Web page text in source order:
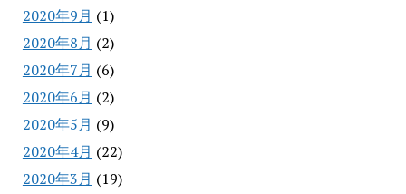
2020年9月 (1)
2020年8月 (2)
2020年7月 (6)
2020年6月 (2)
2020年5月 (9)
2020年4月 (22)
2020年3月 (19)